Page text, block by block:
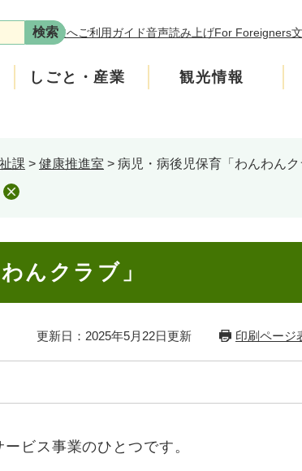
本文へご利用ガイド音声読み上げFor Foreigners
上水道・下水道
・協働 人権・男女共同
しごと・産業 観光情報
ット 町政への参加
課 > 健康推進室 > 病児・病後児保育「わんわんク
んクラブ」
更新日：2025年5月22日更新 印刷ページ
ビス事業のひとつです。